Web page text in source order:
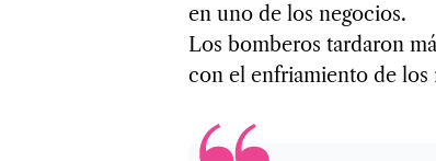
en uno de los negocios.
Los bomberos tardaron
con el enfriamiento de los